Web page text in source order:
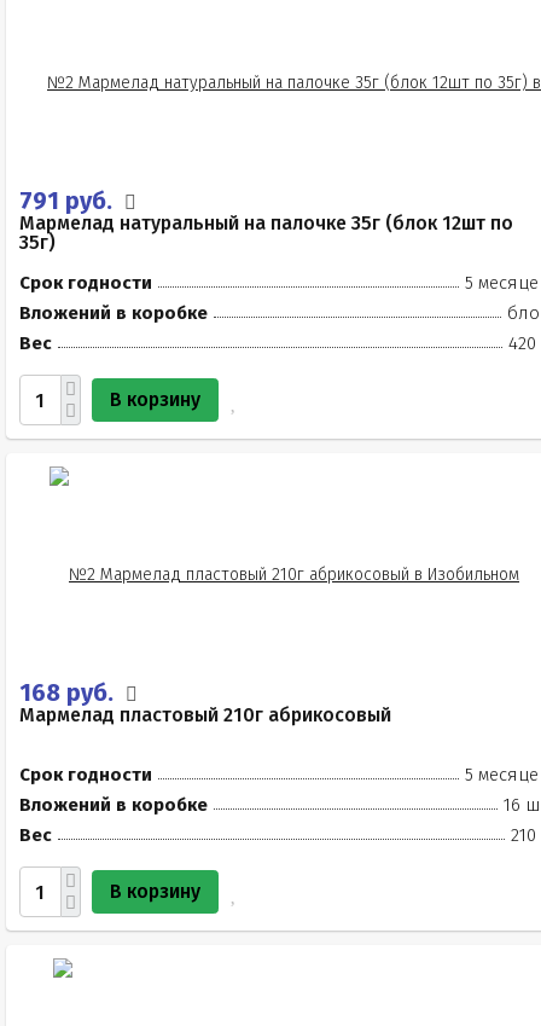
791 руб.
Мармелад натуральный на палочке 35г (блок 12шт по
35г)
Срок годности
5
Вложений в коробке
Вес
420
В корзину
168 руб.
Мармелад пластовый 210г абрикосовый
Срок годности
5
Вложений в коробке
16
Вес
210
В корзину